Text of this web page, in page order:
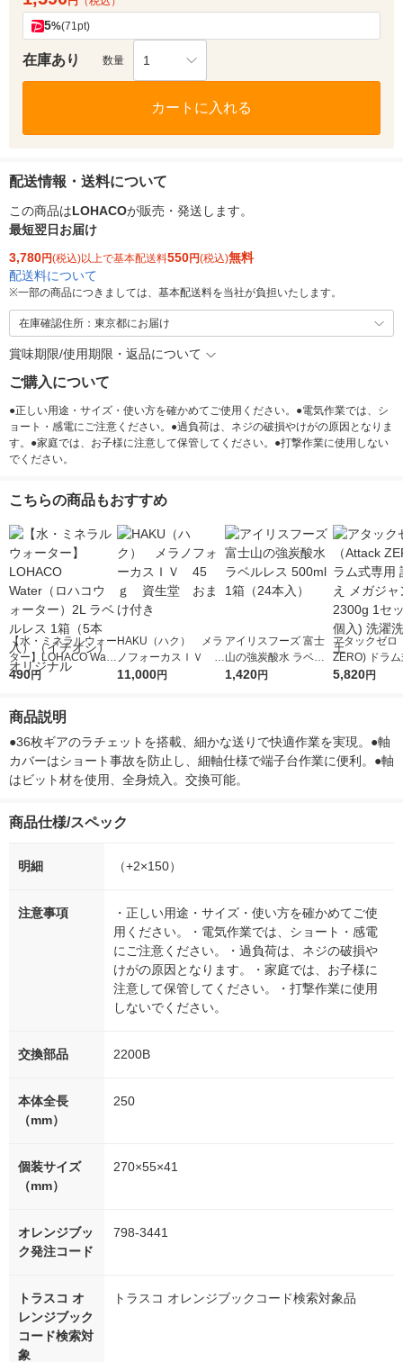
5%(71pt)
在庫あり 数量 1
カートに入れる
配送情報・送料について
この商品はLOHACOが販売・発送します。
最短翌日お届け
3,780円(税込)以上で基本配送料550円(税込)無料
配送料について
※一部の商品につきましては、基本配送料を当社が負担いたします。
在庫確認住所：東京都にお届け
賞味期限/使用期限・返品について
ご購入について
●正しい用途・サイズ・使い方を確かめてご使用ください。●電気作業では、シ
ョート・感電にご注意ください。●過負荷は、ネジの破損やけがの原因となりま
す。●家庭では、お子様に注意して保管してください。●打撃作業に使用しない
でください。
こちらの商品もおすすめ
【水・ミネラルウォー
ター】LOHACO Wate
r（ロハコウォータ
シ） オリジナル
490円
HAKU（ハク） メラ
ノフォーカスＩＶ 4
5ｇ 資生堂 おまけ
11,000円
アイリスフーズ 富士
山の強炭酸水 ラベル
レス 500ml 1箱（24
1,420円
アタックゼロ
ZERO) ドラ
詰め替え メガ
5,820円
商品説明
●36枚ギアのラチェットを搭載、細かな送りで快適作業を実現。●軸
カバーはショート事故を防止し、細軸仕様で端子台作業に便利。●軸
はビット材を使用、全身焼入。交換可能。
商品仕様/スペック
明細 （+2×150）
注意事項
・正しい用途・サイズ・使い方を確かめてご使
用ください。・電気作業では、ショート・感電
にご注意ください。・過負荷は、ネジの破損や
けがの原因となります。・家庭では、お子様に
注意して保管してください。・打撃作業に使用
しないでください。
交換部品 2200B
本体全長
（mm）
250
個装サイズ
（mm）
270×55×41
オレンジブッ
ク発注コード
798-3441
トラスコ オ
レンジブック
コード検索対
象
トラスコ オレンジブックコード検索対象品